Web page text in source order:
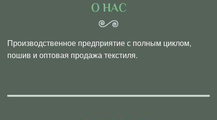
О НАС
Производственное предприятие с полным циклом,
пошив и оптовая продажа текстиля.